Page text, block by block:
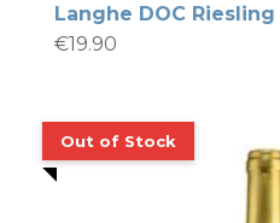
Langhe DOC
€19.90